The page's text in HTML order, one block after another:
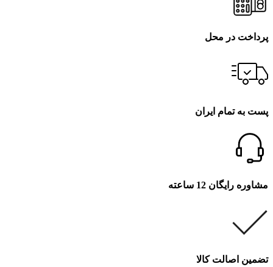
پرداخت در محل
پست به تمام ایران
مشاوره رایگان 12 ساعته
تضمین اصالت کالا